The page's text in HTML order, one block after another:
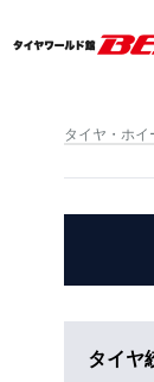
タイヤ・ホイ
タイヤ